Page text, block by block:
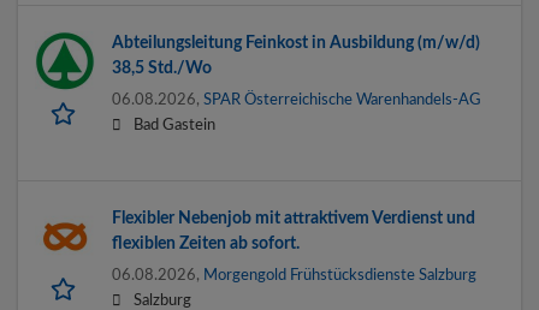
Abteilungsleitung Feinkost in Ausbildung (m/w/d)
38,5 Std./Wo
06.08.2026, SPAR Österreichische Warenhandels-AG
Bad Gastein
Flexibler Nebenjob mit attraktivem Verdienst und
flexiblen Zeiten ab sofort.
06.08.2026, Morgengold Frühstücksdienste Salzburg
Salzburg